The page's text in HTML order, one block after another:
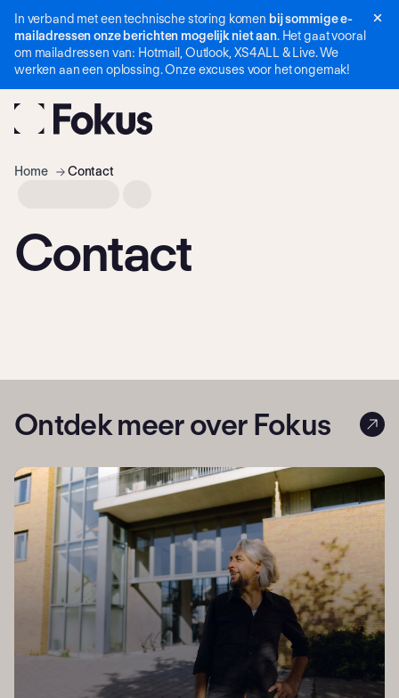
Navigatie
overslaan
In verband met een technische storing komen bij sommige e-
mailadressen onze berichten mogelijk niet aan. Het gaat vooral
om mailadressen van: Hotmail, Outlook, XS4ALL & Live. We
werken aan een oplossing. Onze excuses voor het ongemak!
Home Contact
Contact
Ontdek meer over Fokus